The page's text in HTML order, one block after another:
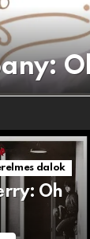
dalok
Oh